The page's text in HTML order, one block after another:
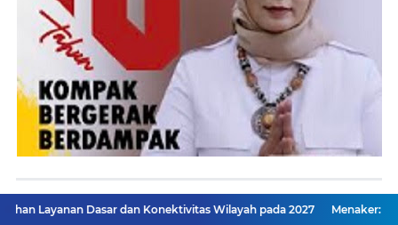
Berita Terpopuler
dan Konektivitas Wilayah pada 2027 Menaker: ASN Kemnaker